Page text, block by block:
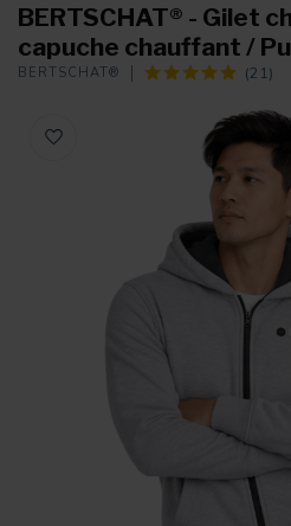
BERTSCHAT® - Gilet
capuche chauffant /
BERTSCHAT® (21)